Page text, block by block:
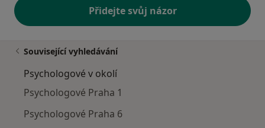
Přidejte svůj názor
Související vyhledávání
Psychologové v okolí
Psychologové Praha 1
Psychologové Praha 6